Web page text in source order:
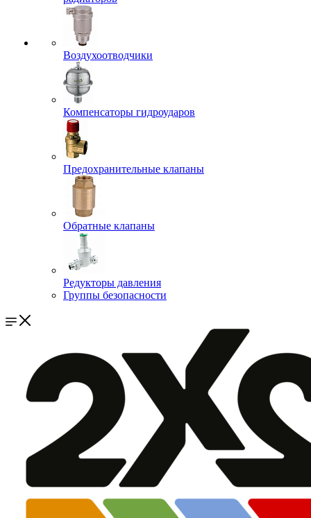
Воздухоотводчики
Компенсаторы гидроударов
Предохранительные клапаны
Обратные клапаны
Редукторы давления
Группы безопасности